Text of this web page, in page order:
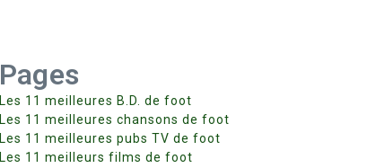
Pages
Les 11 meilleures B.D. de foot
Les 11 meilleures chansons de foot
Les 11 meilleures pubs TV de foot
Les 11 meilleurs films de foot